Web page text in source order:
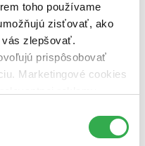
toho používame
zisťovať, ako
vás zlepšovať.
prispôsobovať
Marketingové cookies
všetky tieto